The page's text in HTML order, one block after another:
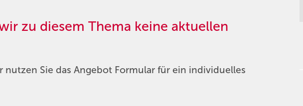
zu diesem Thema keine aktuellen
nutzen Sie das Angebot Formular für ein individuelles